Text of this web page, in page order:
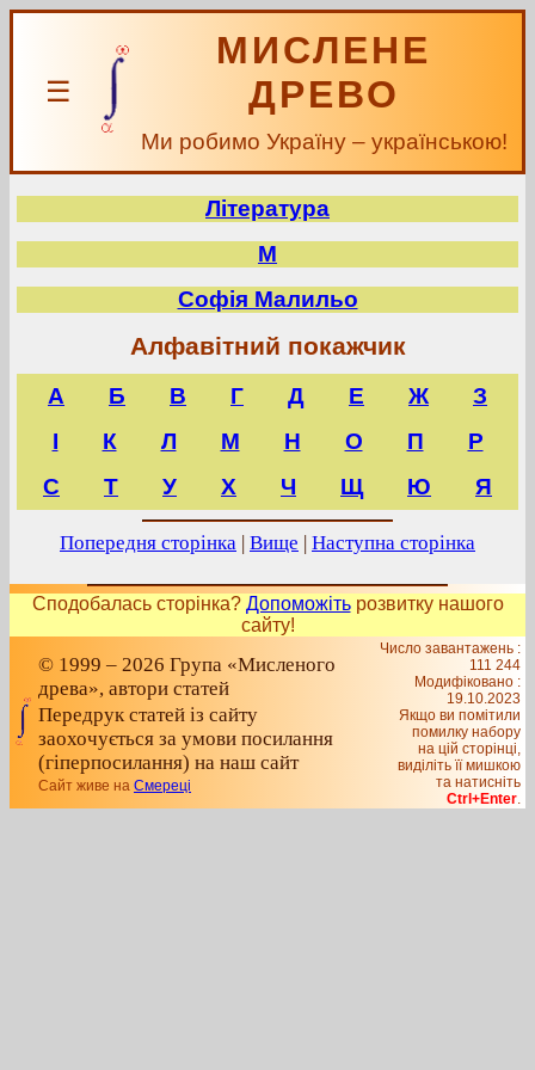
☰
МИСЛЕНЕ
ДРЕВО
Ми робимо Україну – українською!
Література
М
Софія Малильо
Алфавітний покажчик
А Б В Г Д Е Ж
З
І
К Л М Н О П
Р
С
Т У Х Ч Щ Ю Я
Попередня сторінка | Вище | Наступна сторінка
Сподобалась сторінка? Допоможітьрозвитку нашого
сайту!
© 1999 – 2026 Група «Мисленого
древа», автори статей
Передрук статей із сайту
заохочується за умови посилання
(гіперпосилання) на наш сайт
Сайт живе на Смереці
Число завантажень :
111 244
Модифіковано :
19.10.2023
Якщо ви помітили
помилку набору
на цiй сторiнцi,
видiлiть її мишкою
та натисніть
Ctrl+Enter.